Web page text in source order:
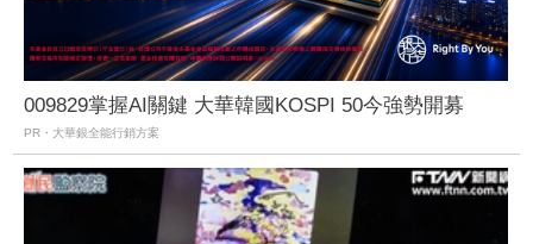
009829掌握AI關鍵 大華韓國KOSPI 50今強勢開募
PR・大華銀全能行銷方案